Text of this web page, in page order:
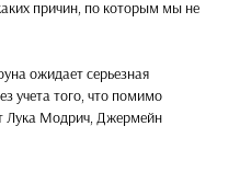
причин, по которым мы не
ожидает серьезная
учета того, что помимо
Лука Модрич, Джермейн